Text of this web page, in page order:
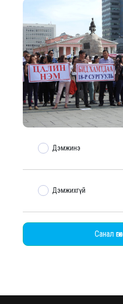
Дэмжинэ
Дэмжихгүй
Санал өгөх